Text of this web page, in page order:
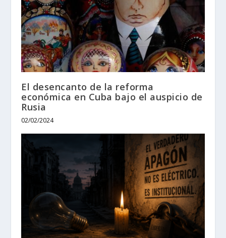
El desencanto de la reforma
económica en Cuba bajo el auspicio de
Rusia
02/02/2024